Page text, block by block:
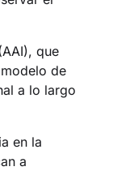
que
de
a lo largo
en la
a